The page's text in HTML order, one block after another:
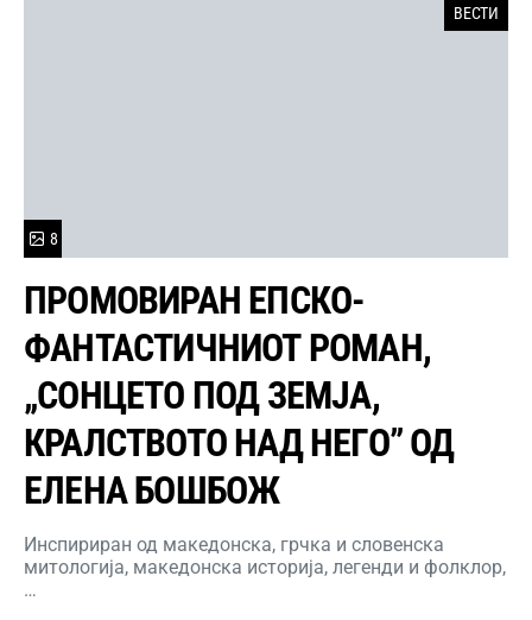
ВЕСТИ
8
ПРОМОВИРАН ЕПСКО-
ФАНТАСТИЧНИОТ РОМАН,
„СОНЦЕТО ПОД ЗЕМЈА,
КРАЛСТВОТО НАД НЕГО” ОД
ЕЛЕНА БОШБОЖ
Инспириран од македонска, грчка и словенска
митологија, македонска историја, легенди и фолклор,
…